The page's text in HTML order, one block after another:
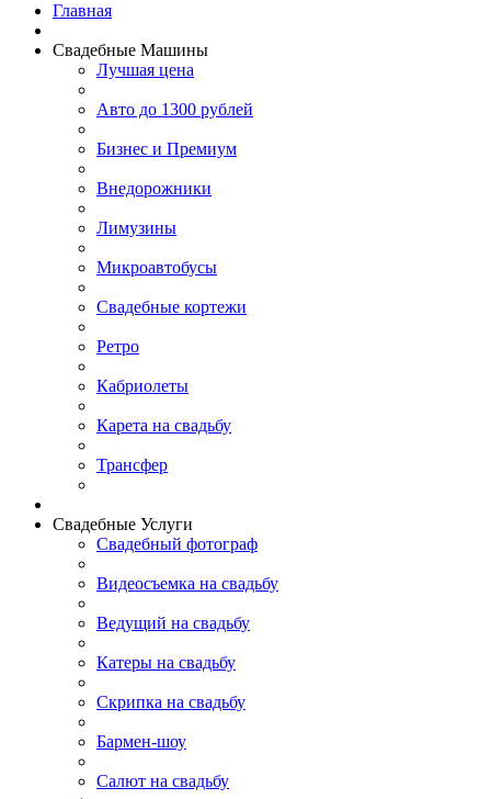
Главная
Свадебные Машины
Лучшая цена
Авто до 1300 рублей
Бизнес и Премиум
Внедорожники
Лимузины
Микроавтобусы
Свадебные кортежи
Ретро
Кабриолеты
Карета на свадьбу
Трансфер
Свадебные Услуги
Свадебный фотограф
Видеосъемка на свадьбу
Ведущий на свадьбу
Катеры на свадьбу
Скрипка на свадьбу
Бармен-шоу
Салют на свадьбу